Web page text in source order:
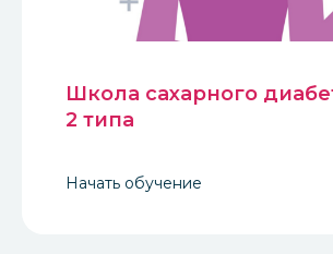
Школа сахарного
2 типа
Начать обучение